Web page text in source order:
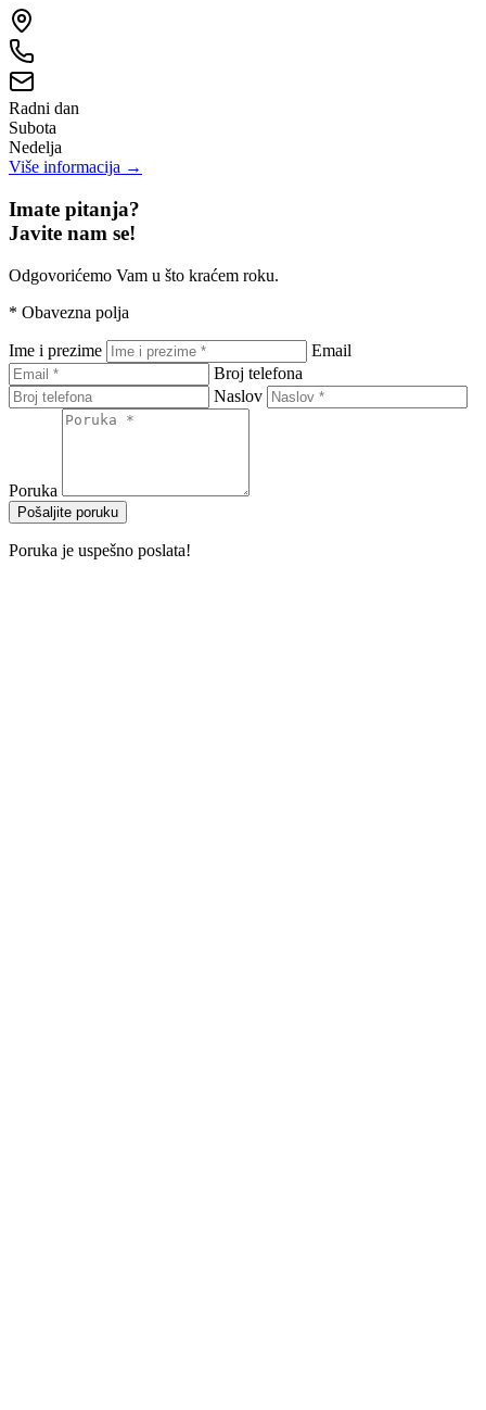
Radni dan
Subota
Nedelja
Više informacija →
Imate pitanja?
Javite nam se!
Odgovorićemo Vam u što kraćem roku.
* Obavezna polja
Ime i prezime
Email
Broj telefona
Naslov
Poruka
Pošaljite poruku
Poruka je uspešno poslata!